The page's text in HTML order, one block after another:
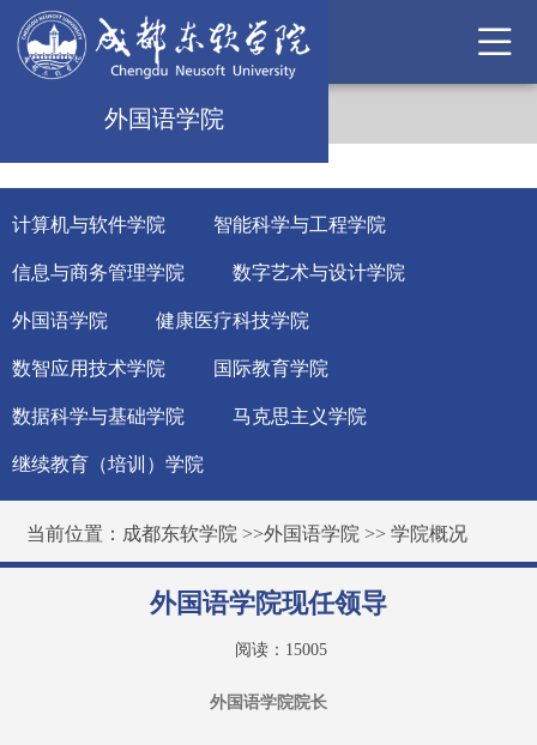
外国语学院
计算机与软件学院 智能科学与工程学院
信息与商务管理学院 数字艺术与设计学院
外国语学院 健康医疗科技学院
数智应用技术学院 国际教育学院
数据科学与基础学院 马克思主义学院
继续教育（培训）学院
当前位置： 成都东软学院 >>外国语学院 >>学院概况
外国语学院现任领导
阅读： 15005
外国语学院院长